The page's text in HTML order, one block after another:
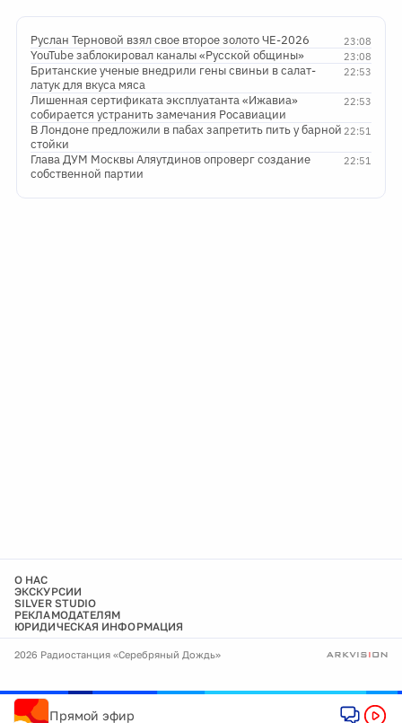
23:08
Руслан Терновой взял свое второе золото ЧЕ-2026
23:08
YouTube заблокировал каналы «Русской общины»
22:53
Британские ученые внедрили гены свиньи в салат-
латук для вкуса мяса
22:53
Лишенная сертификата эксплуатанта «Ижавиа»
собирается устранить замечания Росавиации
22:51
В Лондоне предложили в пабах запретить пить у барной
стойки
22:51
Глава ДУМ Москвы Аляутдинов опроверг создание
собственной партии
О НАС
ЭКСКУРСИИ
SILVER STUDIO
РЕКЛАМОДАТЕЛЯМ
ЮРИДИЧЕСКАЯ ИНФОРМАЦИЯ
2026 Радиостанция «Серебряный Дождь»
Прямой эфир